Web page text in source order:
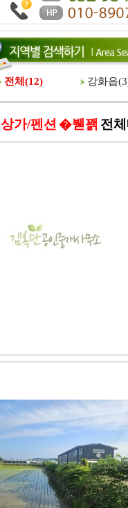
전체(12) 강화읍(3
상가/펜션 �붿꽭 전